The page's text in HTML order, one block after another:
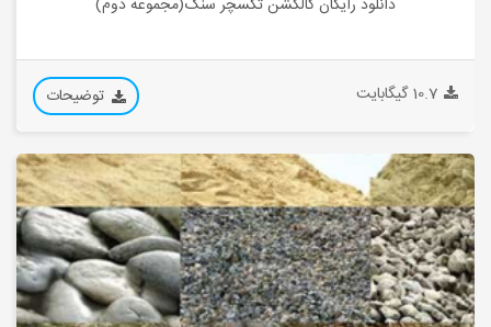
10.7 گیگابایت توضیحات